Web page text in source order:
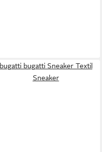
bugatti bugatti Sneaker Textil
Sneaker